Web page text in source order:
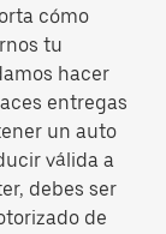
cómo
tu
hacer
entregas
un auto
válida a
debes ser
de